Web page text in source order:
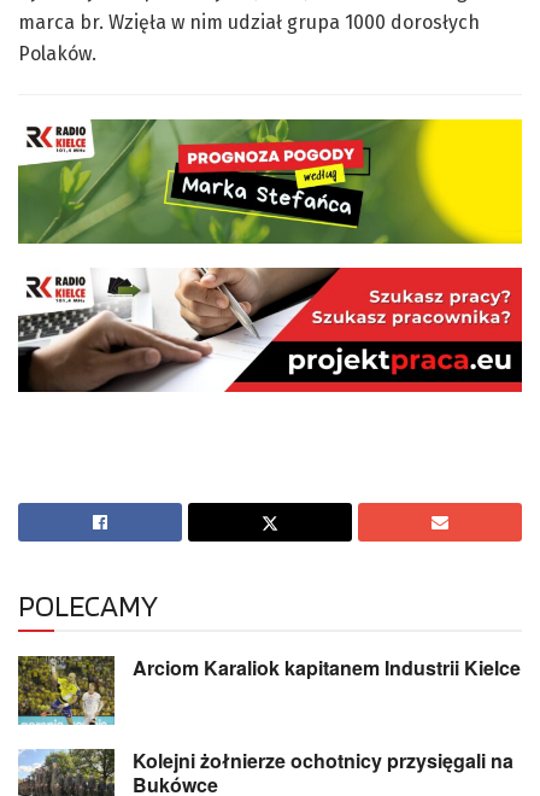
marca br. Wzięła w nim udział grupa 1000 dorosłych
Polaków.
POLECAMY
Arciom Karaliok kapitanem Industrii Kielce
Kolejni żołnierze ochotnicy przysięgali na
Bukówce